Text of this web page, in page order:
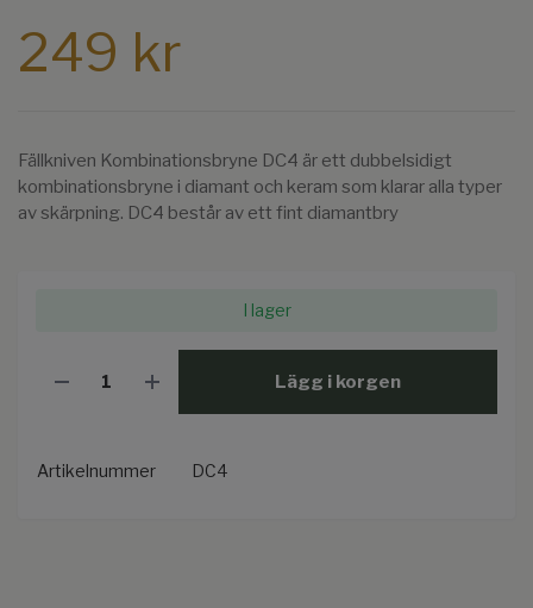
249 kr
Fällkniven Kombinationsbryne DC4 är ett dubbelsidigt
kombinationsbryne i diamant och keram som klarar alla typer
av skärpning. DC4 består av ett fint diamantbry
I lager
Lägg i korgen
Artikelnummer DC4